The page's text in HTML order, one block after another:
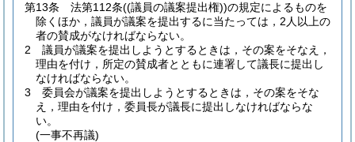
第13条
法第112条((議員の議案提出権))の規定によるものを
除くほか，議員が議案を提出するに当たっては，2人以上の
者の賛成がなければならない。
2
議員が議案を提出しようとするときは，その案をそなえ，
理由を付け，所定の賛成者とともに連署して議長に提出し
なければならない。
3
委員会が議案を提出しようとするときは，その案をそな
え，理由を付け，委員長が議長に提出しなければならな
い。
(一事不再議)